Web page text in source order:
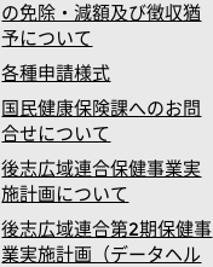
の免除・減額及び徴収猶
予について
各種申請様式
国民健康保険課へのお問
合せについて
後志広域連合保健事業実
施計画について
後志広域連合第2期保健事
業実施計画（データヘル